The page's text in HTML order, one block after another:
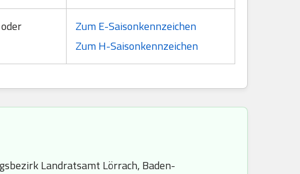
Zum E-Saisonkennzeichen
Zum H-Saisonkennzeichen
Landratsamt Lörrach, Baden-